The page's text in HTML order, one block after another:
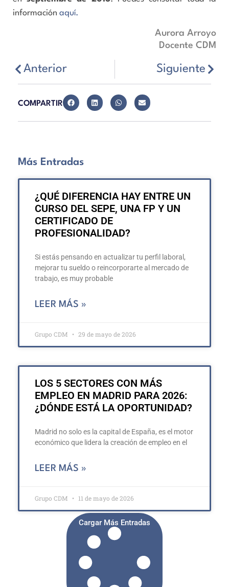
información aquí.
Aurora Arroyo
Docente CDM
Anterior Siguiente
COMPARTIR
Más Entradas
¿QUÉ DIFERENCIA HAY ENTRE UN
CURSO DEL SEPE, UNA FP Y UN
CERTIFICADO DE
PROFESIONALIDAD?
Si estás pensando en actualizar tu perfil laboral,
mejorar tu sueldo o reincorporarte al mercado de
trabajo, es muy probable
LEER MÁS »
Grupo CDM 29 de mayo de 2026
LOS 5 SECTORES CON MÁS
EMPLEO EN MADRID PARA 2026:
¿DÓNDE ESTÁ LA OPORTUNIDAD?
Madrid no solo es la capital de España, es el motor
económico que lidera la creación de empleo en el
LEER MÁS »
Grupo CDM 11 de mayo de 2026
Cargar Más Entradas